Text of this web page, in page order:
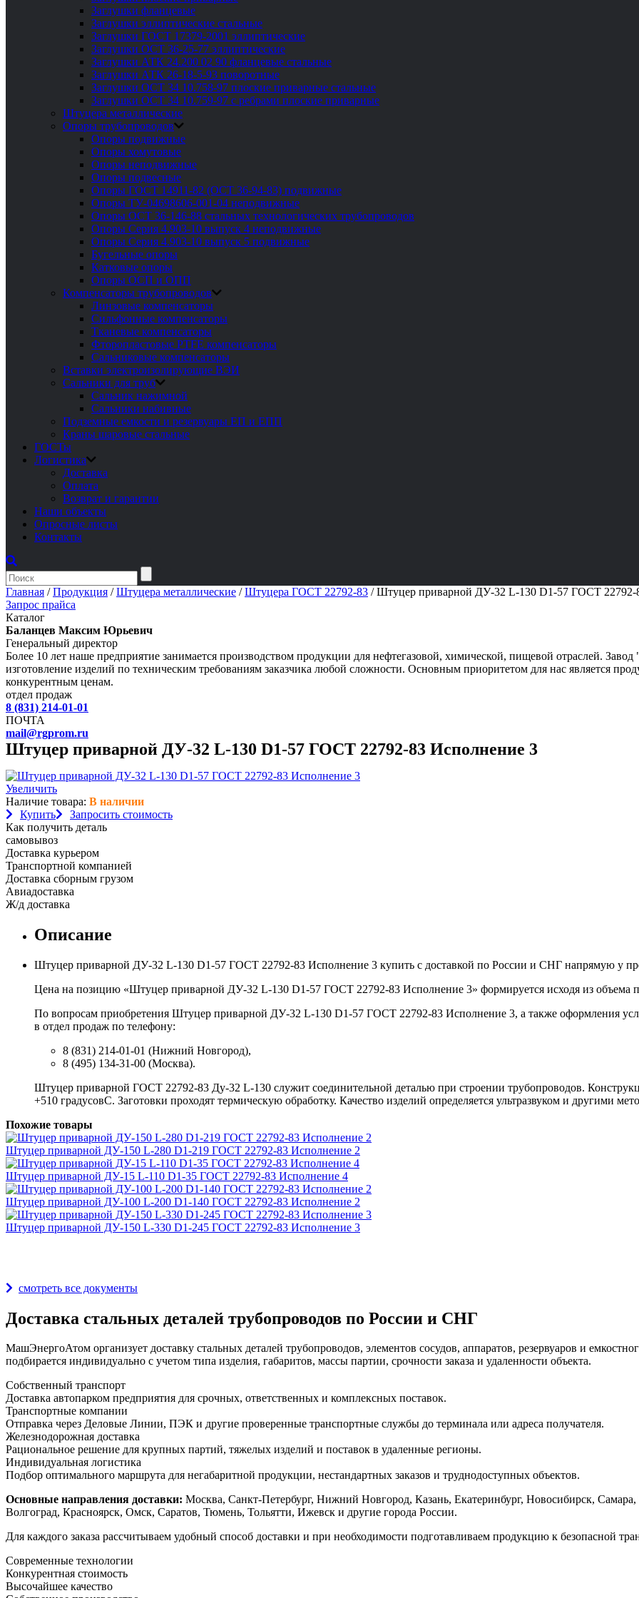
Заглушки фланцевые
Заглушки эллиптические стальные
Заглушки ГОСТ 17379-2001 эллиптические
Заглушки ОСТ 36-25-77 эллиптические
Заглушки АТК 24.200 02 90 фланцевые стальные
Заглушки АТК 26-18-5-93 поворотные
Заглушки ОСТ 34 10.758-97 плоские приварные стальные
Заглушки ОСТ 34 10.759-97 с ребрами плоские приварные
Штуцера металлические
Опоры трубопроводов
Опоры подвижные
Опоры хомутовые
Опоры неподвижные
Опоры подвесные
Опоры ГОСТ 14911-82 (ОСТ 36-94-83) подвижные
Опоры ТУ-04698606-001-04 неподвижные
Опоры ОСТ 36-146-88 стальных технологических трубопроводов
Опоры Серия 4.903-10 выпуск 4 неподвижные
Опоры Серия 4.903-10 выпуск 5 подвижные
Бугельные опоры
Катковые опоры
Опоры ОСП и ОПП
Компенсаторы трубопроводов
Линзовые компенсаторы
Сильфонные компенсаторы
Тканевые компенсаторы
Фторопластовые PTFE компенсаторы
Сальниковые компенсаторы
Вставки электроизолирующие ВЭИ
Сальники для труб
Сальник нажимной
Сальники набивные
Подземные емкости и резервуары ЕП и ЕПП
Краны шаровые стальные
ГОСТы
Логистика
Доставка
Оплата
Возврат и гарантии
Наши объекты
Опросные листы
Контакты
Главная /Продукция /Штуцера металлические /Штуцера ГОСТ 22792-83 /Штуцер приварной ДУ-32 L-130 D1-57 ГОСТ 22792-
Запрос прайса
Каталог
Баланцев Максим Юрьевич
Генеральный директор
Более 10 лет наше предприятие занимается производством продукции для нефтегазовой, химической, пищевой отраслей.
изготовление изделий по техническим требованиям заказчика любой сложности. Основным приоритетом для нас является
конкурентным ценам.
отдел продаж
8 (831) 214-01-01
ПОЧТА
mail@rgprom.ru
Штуцер приварной ДУ-32 L-130 D1-57 ГОСТ 22792-83 Исполнение 3
Увеличить
Наличие товара: В наличии
Купить
Запросить стоимость
Как получить деталь
самовывоз
Доставка курьером
Транспортной компанией
Доставка сборным грузом
Авиадоставка
Ж/д доставка
Описание
Штуцер приварной ДУ-32 L-130 D1-57 ГОСТ 22792-83 Исполнение 3 купить с доставкой по России и СНГ напрямую у
Цена на позицию «Штуцер приварной ДУ-32 L-130 D1-57 ГОСТ 22792-83 Исполнение 3» формируется исходя из объема
По вопросам приобретения Штуцер приварной ДУ-32 L-130 D1-57 ГОСТ 22792-83 Исполнение 3, а также оформления
в отдел продаж по телефону:
8 (831) 214-01-01 (Нижний Новгород),
8 (495) 134-31-00 (Москва).
Штуцер приварной ГОСТ 22792-83 Ду-32 L-130 служит соединительной деталью при строении трубопроводов.
+510 градусовС. Заготовки проходят термическую обработку. Качество изделий определяется ультразвуком и другими
Похожие товары
Штуцер приварной ДУ-150 L-280 D1-219 ГОСТ 22792-83 Исполнение 2
Штуцер приварной ДУ-15 L-110 D1-35 ГОСТ 22792-83 Исполнение 4
Штуцер приварной ДУ-100 L-200 D1-140 ГОСТ 22792-83 Исполнение 2
Штуцер приварной ДУ-150 L-330 D1-245 ГОСТ 22792-83 Исполнение 3
смотреть все документы
Доставка стальных деталей трубопроводов по России и СНГ
МашЭнергоАтом организует доставку стальных деталей трубопроводов, элементов сосудов, аппаратов, резервуаров и
подбирается индивидуально с учетом типа изделия, габаритов, массы партии, срочности заказа и удаленности объекта.
Собственный транспорт
Доставка автопарком предприятия для срочных, ответственных и комплексных поставок.
Транспортные компании
Отправка через Деловые Линии, ПЭК и другие проверенные транспортные службы до терминала или адреса получателя.
Железнодорожная доставка
Рациональное решение для крупных партий, тяжелых изделий и поставок в удаленные регионы.
Индивидуальная логистика
Подбор оптимального маршрута для негабаритной продукции, нестандартных заказов и труднодоступных объектов.
Основные направления доставки: Москва, Санкт-Петербург, Нижний Новгород, Казань, Екатеринбург, Новосибирск,
Волгоград, Красноярск, Омск, Саратов, Тюмень, Тольятти, Ижевск и другие города России.
Для каждого заказа рассчитываем удобный способ доставки и при необходимости подготавливаем продукцию к безопасной
Современные технологии
Конкурентная стоимость
Высочайшее качество